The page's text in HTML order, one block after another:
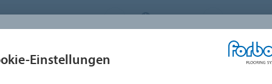
FLOORING SYSTEMS AUSTRIA
EINSATZBEREICHE NACHHALTIGKEIT
Einstellungen